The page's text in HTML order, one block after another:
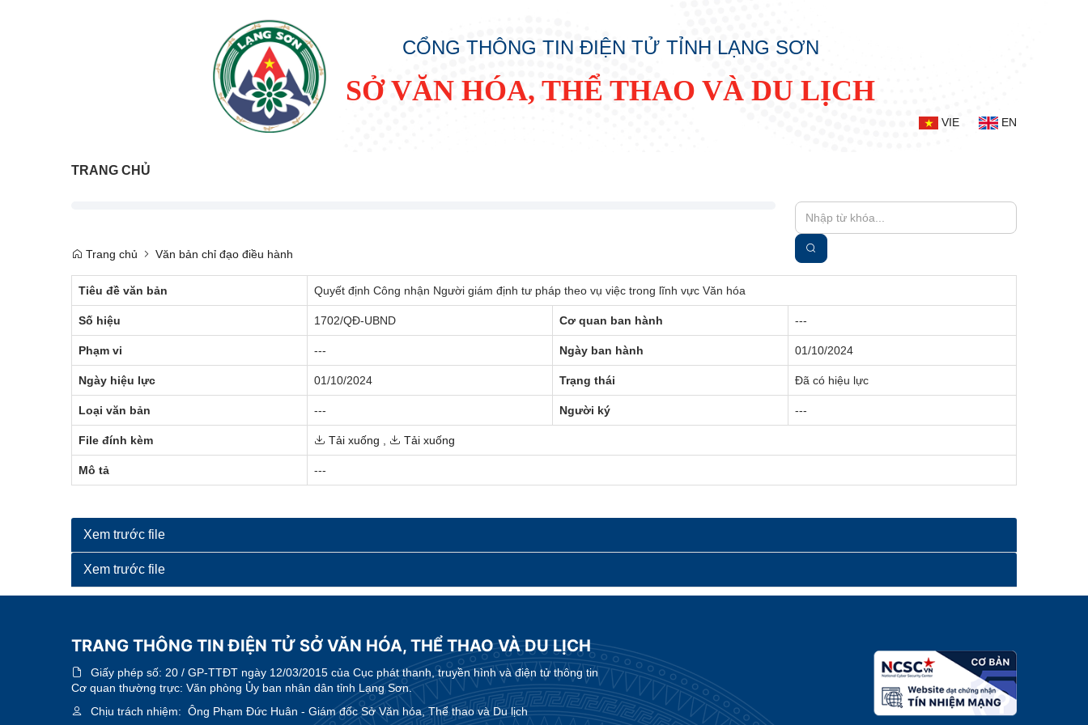
CỔNG THÔNG TIN ĐIỆN TỬ TỈNH LẠNG SƠN
SỞ VĂN HÓA, THỂ THAO VÀ DU LỊCH
VIE EN
TRANG CHỦ
Trang chủ Văn bản chỉ đạo điều hành
Tiêu đề văn bản Quyết định Công nhận Người giám định tư pháp theo vụ việc trong lĩnh vực Văn hóa
Số hiệu 1702/QĐ-UBND Cơ quan ban hành ---
Phạm vi --- Ngày ban hành 01/10/2024
Ngày hiệu lực 01/10/2024 Trạng thái Đã có hiệu lực
Loại văn bản --- Người ký ---
File đính kèm Tải xuống Tải xuống
Mô tả ---
Xem trước file
Xem trước file
TRANG THÔNG TIN ĐIỆN TỬ SỞ VĂN HÓA, THỂ THAO VÀ DU LỊCH
Giấy phép số: 20 / GP-TTĐT ngày 12/03/2015 của Cục phát thanh, truyền hình và điện tử thông tin
Cơ quan thường trực: Văn phòng Ủy ban nhân dân tỉnh Lạng Sơn.
Chịu trách nhiệm: Ông Phạm Đức Huân - Giám đốc Sở Văn hóa, Thể thao và Du lịch